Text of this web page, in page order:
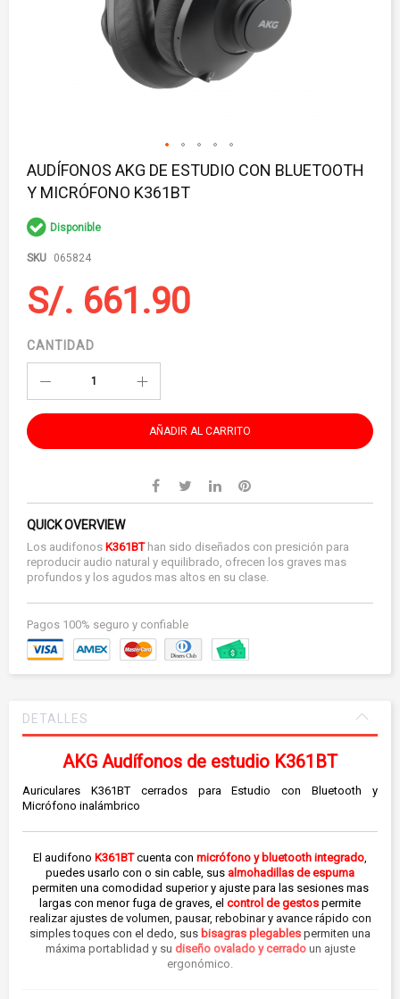
Saltar
comienzo
la
de
AUDÍFONOS AKG DE ESTUDIO CON BLUETOOTH
Y MICRÓFONO K361BT
Disponible
SKU 065824
S/. 661.90
CANTIDAD
AÑADIR AL CARRITO
QUICK OVERVIEW
Los audifonos K361BThan sido diseñados con presición para
reproducir audio natural y equilibrado, ofrecen los graves mas
profundos y los agudos mas altos en su clase.
Pagos 100% seguro y confiable
DETALLES
AKG Audífonos de estudio K361BT
Auriculares K361BT cerrados para Estudio con Bluetooth y
Micrófono inalámbrico
El audifono K361BT cuenta con micrófono y bluetooth integrado,
puedes usarlo con o sin cable, sus almohadillas de espuma
permiten una comodidad superior y ajuste para las sesiones mas
largas con menor fuga de graves, el control de gestos permite
realizar ajustes de volumen, pausar, rebobinar y avance rápido con
simples toques con el dedo, sus bisagras plegables permiten una
máxima portablidad y su diseño ovalado y cerradoun ajuste
ergonómico.